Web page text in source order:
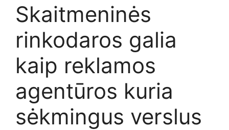
Skaitmeninės
rinkodaros galia
kaip reklamos
agentūros kuria
sėkmingus verslus